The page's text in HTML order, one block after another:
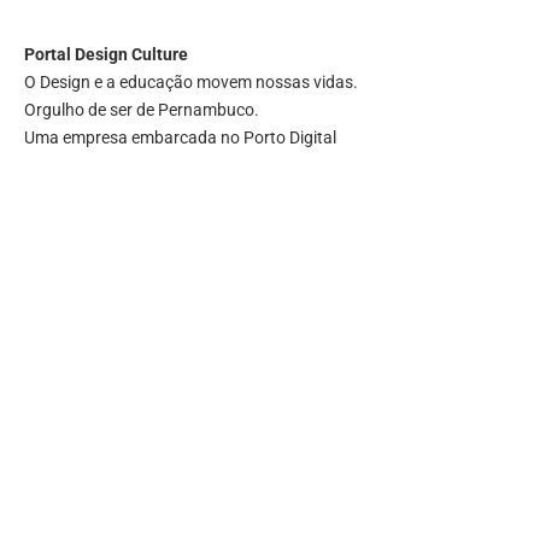
Portal Design Culture
O Design e a educação movem nossas vidas.
Orgulho de ser de Pernambuco.
Uma empresa embarcada no Porto Digital